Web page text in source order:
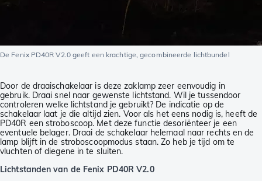
De Fenix PD40R V2.0 geeft een krachtige, gecombineerde lichtbundel
Door de draaischakelaar is deze zaklamp zeer eenvoudig in
gebruik. Draai snel naar gewenste lichtstand. Wil je tussendoor
controleren welke lichtstand je gebruikt? De indicatie op de
schakelaar laat je die altijd zien. Voor als het eens nodig is, heeft de
PD40R een stroboscoop. Met deze functie desoriënteer je een
eventuele belager. Draai de schakelaar helemaal naar rechts en de
lamp blijft in de stroboscoopmodus staan. Zo heb je tijd om te
vluchten of diegene in te sluiten.
Lichtstanden van de Fenix PD40R V2.0